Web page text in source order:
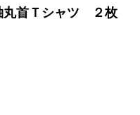
首Ｔシャツ ２枚